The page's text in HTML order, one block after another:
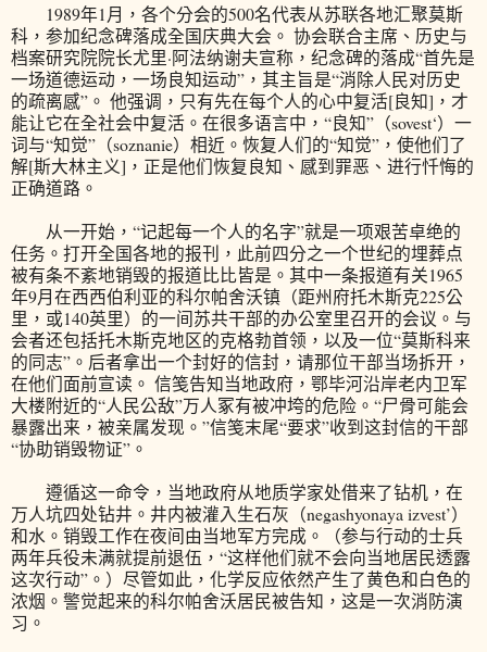
1989年1月，各个分会的500名代表从苏联各地汇聚莫斯
科，参加纪念碑落成全国庆典大会。 协会联合主席、历史与
档案研究院院长尤里·阿法纳谢夫宣称，纪念碑的落成“首先是
一场道德运动，一场良知运动”，其主旨是“消除人民对历史
的疏离感”。 他强调，只有先在每个人的心中复活[良知]，才
能让它在全社会中复活。在很多语言中，“良知”（sovest‘）一
词与“知觉”（soznanie）相近。恢复人们的“知觉”，使他们了
解[斯大林主义]，正是他们恢复良知、感到罪恶、进行忏悔的
正确道路。
从一开始，“记起每一个人的名字”就是一项艰苦卓绝的
任务。打开全国各地的报刊，此前四分之一个世纪的埋葬点
被有条不紊地销毁的报道比比皆是。其中一条报道有关1965
年9月在西西伯利亚的科尔帕舍沃镇（距州府托木斯克225公
里，或140英里）的一间苏共干部的办公室里召开的会议。与
会者还包括托木斯克地区的克格勃首领，以及一位“莫斯科来
的同志”。后者拿出一个封好的信封，请那位干部当场拆开，
在他们面前宣读。 信笺告知当地政府，鄂毕河沿岸老内卫军
大楼附近的“人民公敌”万人冢有被冲垮的危险。“尸骨可能会
暴露出来，被亲属发现。”信笺末尾“要求”收到这封信的干部
“协助销毁物证”。
遵循这一命令，当地政府从地质学家处借来了钻机，在
万人坑四处钻井。井内被灌入生石灰（negashyonaya izvest’）
和水。销毁工作在夜间由当地军方完成。（参与行动的士兵
两年兵役未满就提前退伍，“这样他们就不会向当地居民透露
这次行动”。）尽管如此，化学反应依然产生了黄色和白色的
浓烟。警觉起来的科尔帕舍沃居民被告知，这是一次消防演
习。